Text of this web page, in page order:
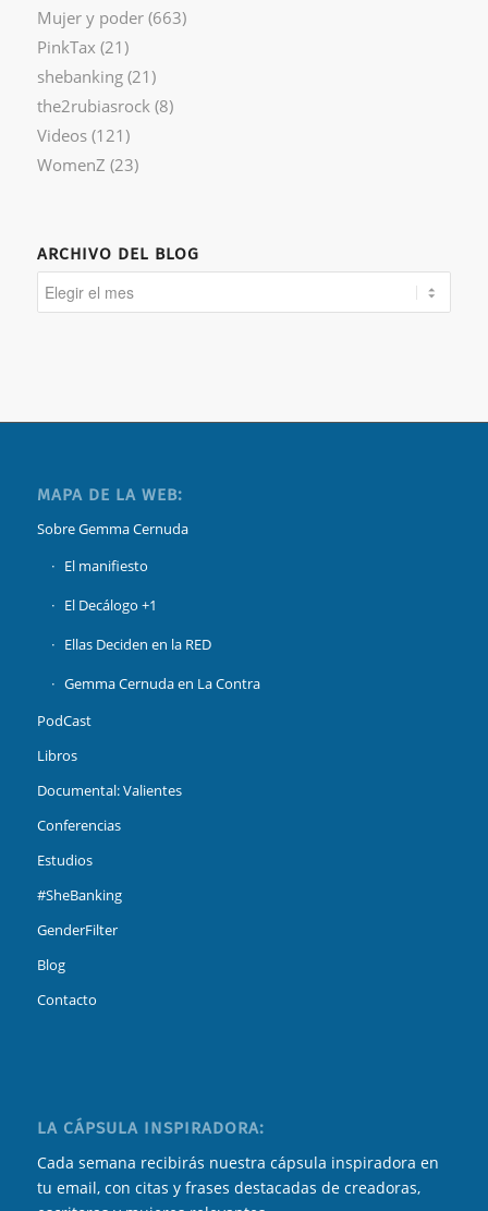
Mujer y poder(663)
PinkTax (21)
shebanking(21)
the2rubiasrock (8)
Videos(121)
WomenZ (23)
ARCHIVO DEL BLOG
MAPA DE LA WEB:
Sobre Gemma Cernuda
El manifiesto
El Decálogo +1
Ellas Deciden en la RED
Gemma Cernuda en La Contra
PodCast
Libros
Documental: Valientes
Conferencias
Estudios
#SheBanking
GenderFilter
Blog
Contacto
LA CÁPSULA INSPIRADORA:
Cada semana recibirás nuestra cápsula inspiradora en
tu email, con citas y frases destacadas de creadoras,